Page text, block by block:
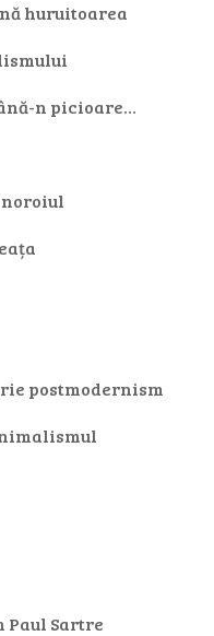
huruitoarea
n picioare…
postmodernism
Paul Sartre